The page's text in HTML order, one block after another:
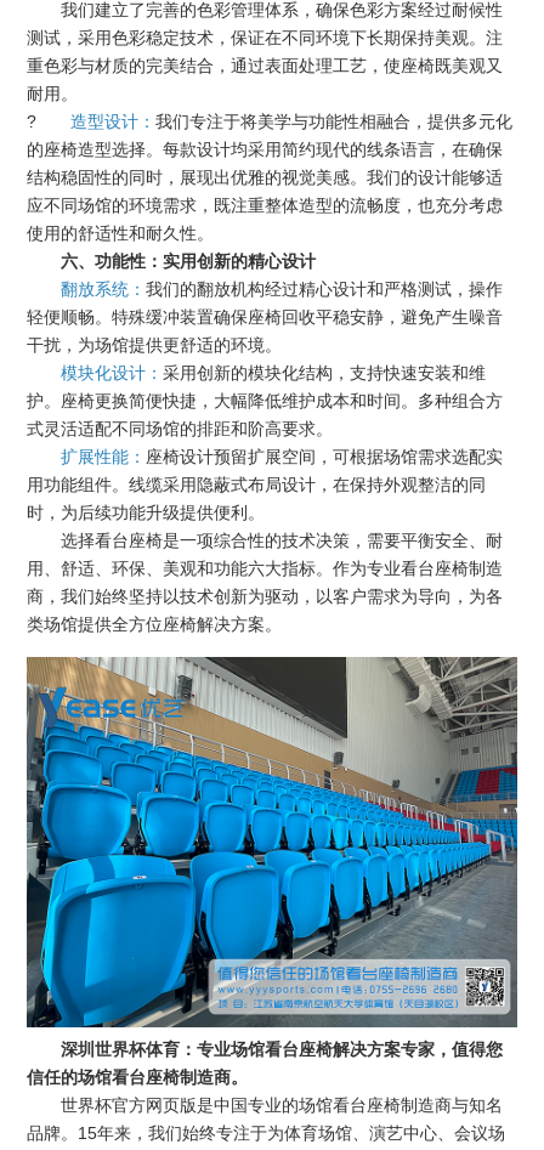
我们建立了完善的色彩管理体系，确保色彩方案经过耐候性
测试，采用色彩稳定技术，保证在不同环境下长期保持美观。注
重色彩与材质的完美结合，通过表面处理工艺，使座椅既美观又
耐用。
?
造型设计：我们专注于将美学与功能性相融合，提供多元化
的座椅造型选择。每款设计均采用简约现代的线条语言，在确保
结构稳固性的同时，展现出优雅的视觉美感。我们的设计能够适
应不同场馆的环境需求，既注重整体造型的流畅度，也充分考虑
使用的舒适性和耐久性。
六、功能性：实用创新的精心设计
翻放系统：我们的翻放机构经过精心设计和严格测试，操作
轻便顺畅。特殊缓冲装置确保座椅回收平稳安静，避免产生噪音
干扰，为场馆提供更舒适的环境。
模块化设计：采用创新的模块化结构，支持快速安装和维
护。座椅更换简便快捷，大幅降低维护成本和时间。多种组合方
式灵活适配不同场馆的排距和阶高要求。
扩展性能： 座椅设计预留扩展空间，可根据场馆需求选配实
用功能组件。线缆采用隐蔽式布局设计，在保持外观整洁的同
时，为后续功能升级提供便利。
选择看台座椅是一项综合性的技术决策，需要平衡安全、耐
用、舒适、环保、美观和功能六大指标。作为专业看台座椅制造
商，我们始终坚持以技术创新为驱动，以客户需求为导向，为各
类场馆提供全方位座椅解决方案。
深圳世界杯体育：专业场馆看台座椅解决方案专家，值得您
信任的场馆看台座椅制造商。
世界杯官方网页版是中国专业的场馆看台座椅制造商与知名
品牌。15年来，我们始终专注于为体育场馆、演艺中心、会议场